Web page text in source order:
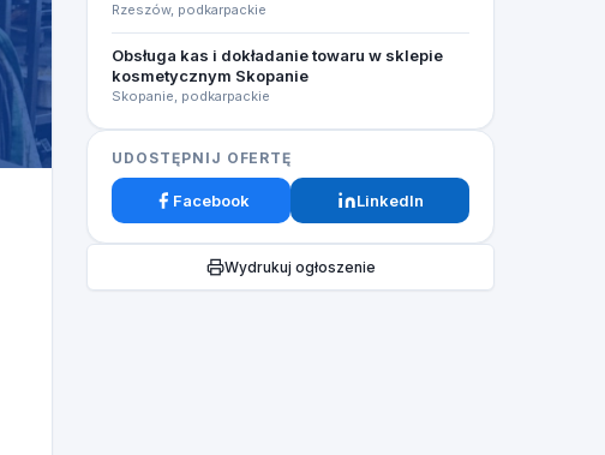
Rzeszów, podkarpackie
Obsługa kas i dokładanie towaru w sklepie
kosmetycznym Skopanie
Skopanie, podkarpackie
UDOSTĘPNIJ OFERTĘ
Facebook LinkedIn
Wydrukuj ogłoszenie